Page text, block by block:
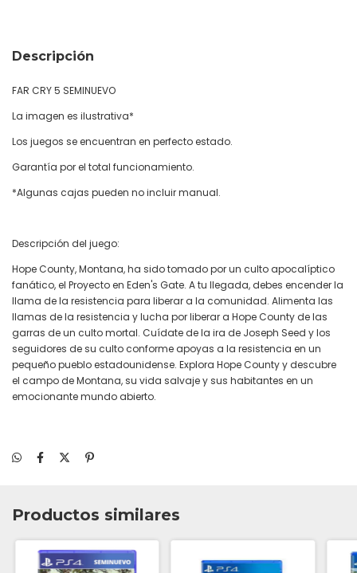
Descripción
FAR CRY 5 SEMINUEVO
La imagen es ilustrativa*
Los juegos se encuentran en perfecto estado.
Garantía por el total funcionamiento.
*Algunas cajas pueden no incluir manual.
Descripción del juego:
Hope County, Montana, ha sido tomado por un culto apocalíptico
fanático, el Proyecto en Eden's Gate. A tu llegada, debes encender la
llama de la resistencia para liberar a la comunidad. Alimenta las
llamas de la resistencia y lucha por liberar a Hope County de las
garras de un culto mortal. Cuídate de la ira de Joseph Seed y los
seguidores de su culto conforme apoyas a la resistencia en un
pequeño pueblo estadounidense. Explora Hope County y descubre
el campo de Montana, su vida salvaje y sus habitantes en un
emocionante mundo abierto.
Productos similares